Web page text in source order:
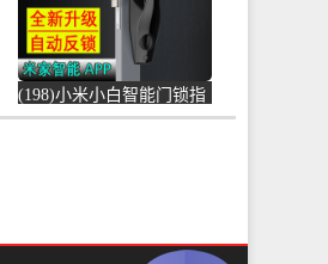
(198)小米小白智能门锁指
纹锁智能联动蓝牙门铃防